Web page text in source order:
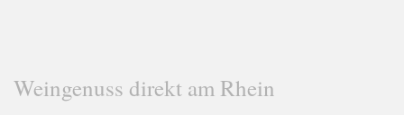
Weingenuss direkt am Rhein